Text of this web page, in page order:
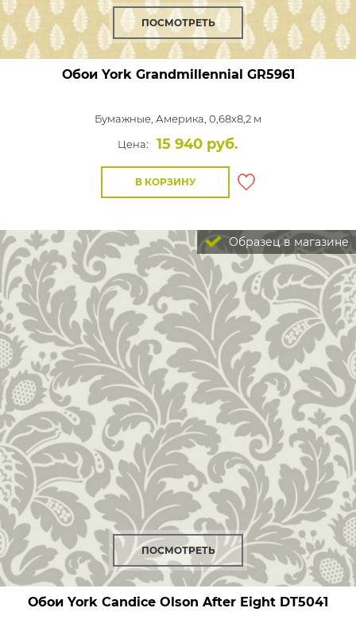
ПОСМОТРЕТЬ
Обои York Grandmillennial GR5961
Бумажные, Америка, 0,68x8,2 м
Цена:
15 940 руб.
В КОРЗИНУ
Образец в магазине
ПОСМОТРЕТЬ
Обои York Candice Olson After Eight DT5041